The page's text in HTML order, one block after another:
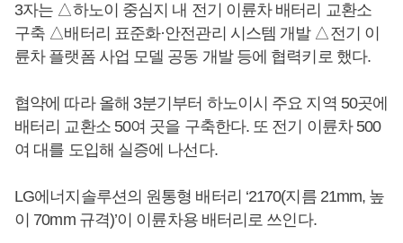
3자는 △하노이 중심지 내 전기 이륜차 배터리 교환소
구축 △배터리 표준화·안전관리 시스템 개발 △전기 이
륜차 플랫폼 사업 모델 공동 개발 등에 협력키로 했다.
협약에 따라 올해 3분기부터 하노이시 주요 지역 50곳에
배터리 교환소 50여 곳을 구축한다. 또 전기 이륜차 500
여 대를 도입해 실증에 나선다.
LG에너지솔루션의 원통형 배터리 ‘2170(지름 21mm, 높
이 70mm 규격)’이 이륜차용 배터리로 쓰인다.